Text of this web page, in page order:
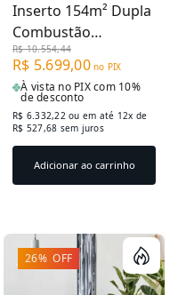
Inserto 154m² Dupla
Combustão
Evolution E400INS -
Grafite
R$ 10.554,44
R$ 5.699,00 no PIX
À vista no PIX com 10%
de desconto
R$ 6.332,22ou em até 12x de
R$ 527,68 sem juros
Adicionar ao carrinho
26% OFF